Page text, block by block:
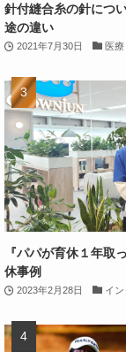
針付縫合糸の針につ
途の違い
2021年7月30日 医療
『パパが育休１年取
休事例
2023年2月28日 イ